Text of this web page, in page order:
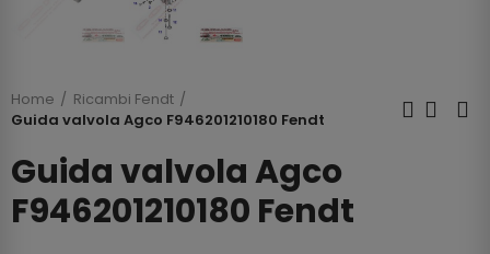
Home
Ricambi Fendt
Guida valvola Agco F946201210180 Fendt
Guida valvola Agco
F946201210180 Fendt